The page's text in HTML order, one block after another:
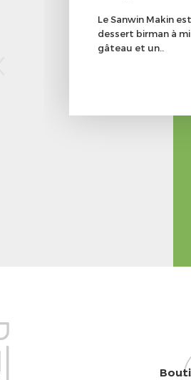
Le Sanwin Makin
dessert birman à
gâteau et un..